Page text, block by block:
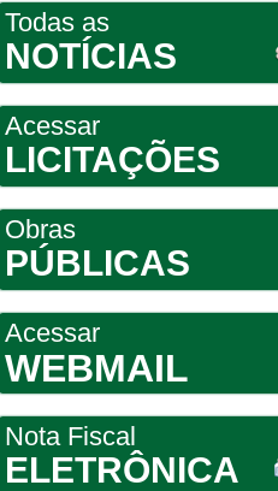
Todas as
NOTÍCIAS
Acessar
LICITAÇÕES
Obras
PÚBLICAS
Acessar
WEBMAIL
Nota Fiscal
ELETRÔNICA